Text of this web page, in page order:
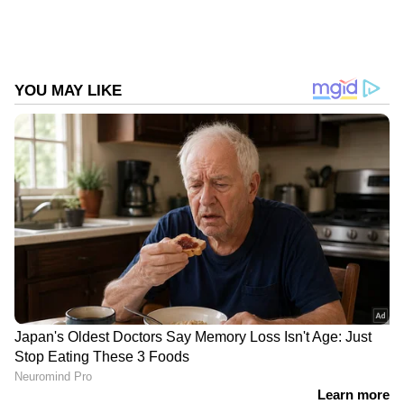
Related Articles
DOWNLOAD APP
RECOMMENDED STORIES